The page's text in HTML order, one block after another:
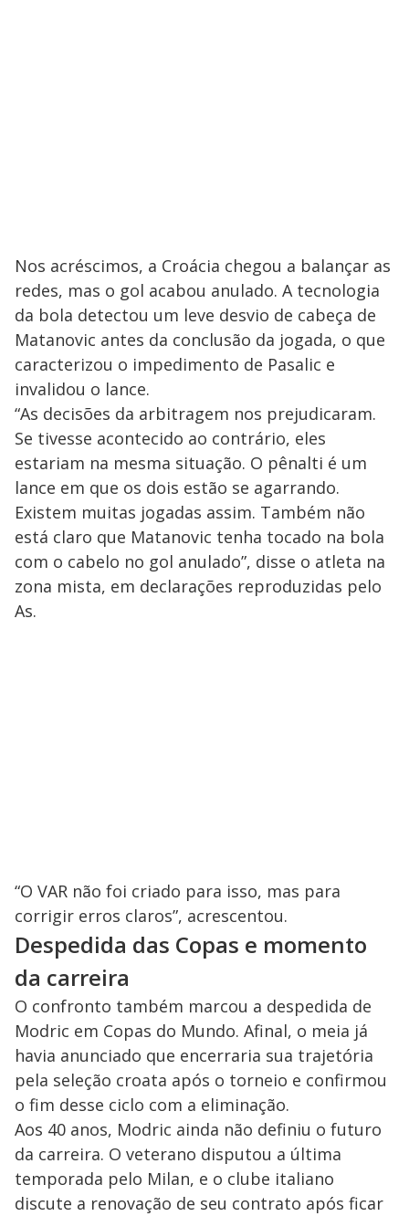
Nos acréscimos, a Croácia chegou a balançar as
redes, mas o gol acabou anulado. A tecnologia
da bola detectou um leve desvio de cabeça de
Matanovic antes da conclusão da jogada, o que
caracterizou o impedimento de Pasalic e
invalidou o lance.
“As decisões da arbitragem nos prejudicaram.
Se tivesse acontecido ao contrário, eles
estariam na mesma situação. O pênalti é um
lance em que os dois estão se agarrando.
Existem muitas jogadas assim. Também não
está claro que Matanovic tenha tocado na bola
com o cabelo no gol anulado”, disse o atleta na
zona mista, em declarações reproduzidas pelo
As.
“O VAR não foi criado para isso, mas para
corrigir erros claros”, acrescentou.
Despedida das Copas e momento
da carreira
O confronto também marcou a despedida de
Modric em Copas do Mundo. Afinal, o meia já
havia anunciado que encerraria sua trajetória
pela seleção croata após o torneio e confirmou
o fim desse ciclo com a eliminação.
Aos 40 anos, Modric ainda não definiu o futuro
da carreira. O veterano disputou a última
temporada pelo Milan, e o clube italiano
discute a renovação de seu contrato após ficar